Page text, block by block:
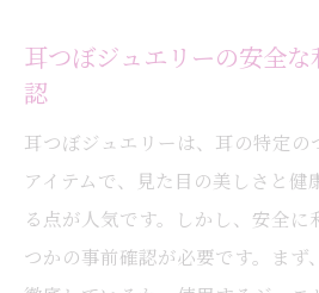
耳つぼジュエリーの安全
認
耳つぼジュエリーは、耳の特定の
アイテムで、見た目の美しさと健
る点が人気です。しかし、安全に
つかの事前確認が必要です。まず